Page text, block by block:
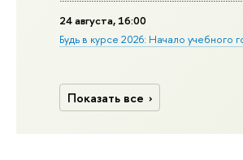
24 августа, 16:00
Будь в курсе 2026: Начало учебного
Показать все